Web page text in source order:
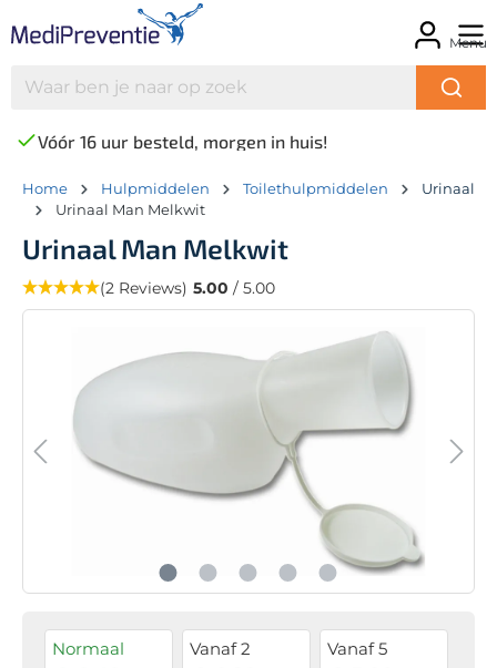
Menu
Vóór 16 uur besteld, morgen in huis!
Home Hulpmiddelen Toilethulpmiddelen
Urinaal
Urinaal Man Melkwit
Urinaal Man Melkwit
(2 Reviews) 5.00 / 5.00
Normaal Vanaf 2 Vanaf 5